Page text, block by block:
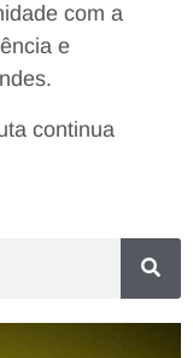
com a
e
continua